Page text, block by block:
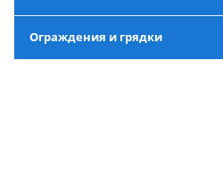
Ограждения и грядки